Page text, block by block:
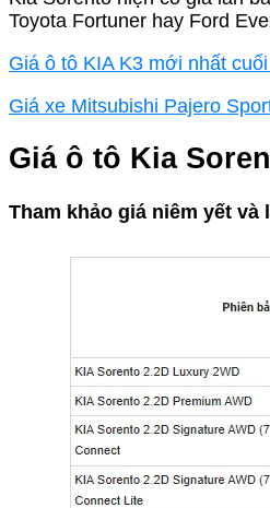
Toyota Fortuner hay Ford
Giá ô tô KIA K3 mới nhất
Giá xe Mitsubishi Pajero
Giá ô tô Kia
Tham khảo giá niêm yết và